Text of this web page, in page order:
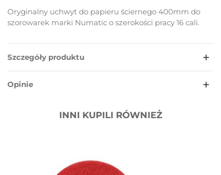
Oryginalny uchwyt do papieru ściernego 400mm do
szorowarek marki Numatic o szerokości pracy 16 cali.
Szczegóły produktu
Opinie
INNI KUPILI RÓWNIEŻ